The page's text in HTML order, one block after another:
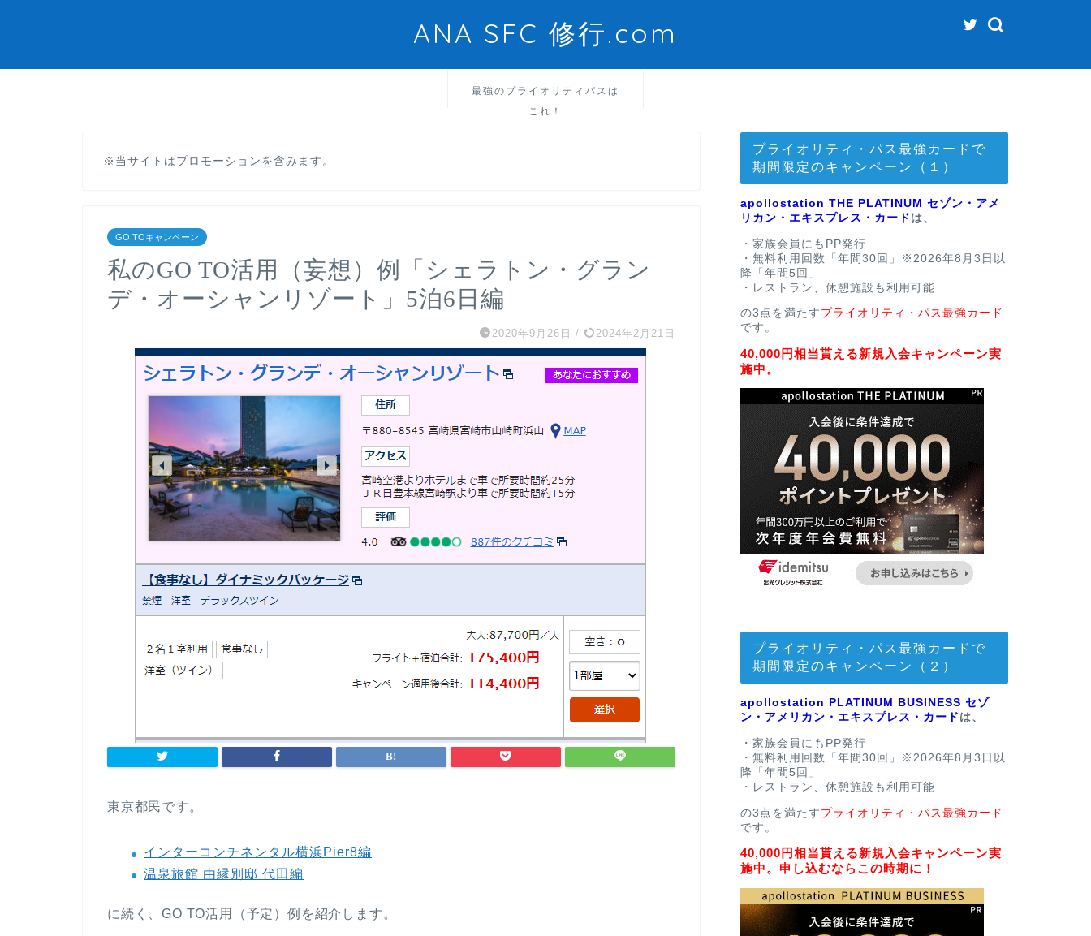
ANA SFC 修行.com
最強のプライオリティパスは
これ！
※当サイトはプロモーションを含みます。
GO TOキャンペーン
私のGO TO活用（妄想）例「シェラトン・グラン
デ・オーシャンリゾート」5泊6日編
2020年9月26日 / 2024年2月21日
東京都民です。
インターコンチネンタル横浜Pier8編
温泉旅館 由縁別邸 代田編
に続く、GO TO活用（予定）例を紹介します。
プライオリティ・パス最強カードで
期間限定のキャンペーン（１）
apollostation THE PLATINUM セゾン・アメ
リカン・エキスプレス・カード は、
・家族会員にもPP発行
・無料利用回数「年間30回」※2026年8月3日以
降「年間5回」
・レストラン、休憩施設も利用可能
の3点を満たす プライオリティ・パス最強カード
です。
40,000円相当貰える新規入会キャンペーン実
施中。
プライオリティ・パス最強カードで
期間限定のキャンペーン（２）
apollostation PLATINUM BUSINESS セゾ
ン・アメリカン・エキスプレス・カード は、
・家族会員にもPP発行
・無料利用回数「年間30回」※2026年8月3日以
降「年間5回」
・レストラン、休憩施設も利用可能
の3点を満たす プライオリティ・パス最強カード
です。
40,000円相当貰える新規入会キャンペーン実
施中。申し込むならこの時期に！